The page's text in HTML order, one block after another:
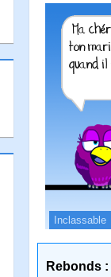
Inclassable
Rebonds :